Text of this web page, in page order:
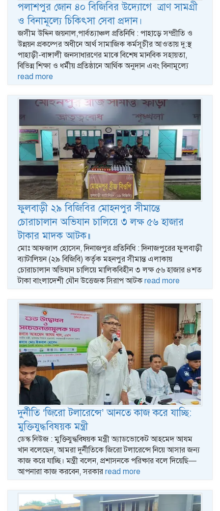
পলাশপুর জোন ৪০ বিজিবির উদ্যােগে ত্রাণ সামগ্রী
ও বিনামূল্যে চিকিৎসা সেবা প্রদান।
জসীম উদ্দিন জয়নাল,পার্বত্যাঞ্চল প্রতিনিধি : পাহাড়ে সম্প্রীতি ও
উন্নয়ন প্রকল্পের অধীনে আর্থ সামাজিক কর্মসূচীর আওতায় দু:স্থ
পাহাড়ী-বাঙ্গালী জনসাধারণের মাঝে বিশেষ মানবিক সহায়তা,
বিভিন্ন শিক্ষা ও ধর্মীয় প্রতিষ্ঠানে আর্থিক অনুদান এবং বিনামূল্যে
read more
ফুলবাড়ী ২৯ বিজিবির মোহনপুর সীমান্তে
চোরাচালান অভিযান চালিয়ে ৩ লক্ষ ৫৬ হাজার
টাকার মাদক আটক॥
মোঃ আফজাল হোসেন, দিনাজপুর প্রতিনিধি : দিনাজপুরের ফুলবাড়ী
ব্যাটালিয়ন (২৯ বিজিবি) কর্তৃক মহনপুর সীমান্ত এলাকায়
চোরাচালান অভিযান চালিয়ে মালিকবিহীন ৩ লক্ষ ৫৬ হাজার ৪শত
টাকা বাংলাদেশী যৌন উত্তেজক সিরাপ আটকread more
দুর্নীতি ‘জিরো টলারেন্সে’ আনতে কাজ করে যাচ্ছি:
মুক্তিযুদ্ধবিষয়ক মন্ত্রী
ডেস্ক নিউজ : মুক্তিযুদ্ধবিষয়ক মন্ত্রী অ্যাডভোকেট আহমেদ আযম
খান বলেছেন, আমরা দুর্নীতিকে জিরো টলারেন্সে নিয়ে আসার জন্য
কাজ করে যাচ্ছি। মন্ত্রী বলেন, প্রশাসনকে পরিষ্কার বলে দিয়েছি—
আপনারা কাজ করবেন, সরকার read more